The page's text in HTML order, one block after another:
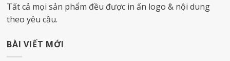
Tất cả mọi sản phẩm đều được in ấn logo & nội dung
theo yêu cầu.
BÀI VIẾT MỚI